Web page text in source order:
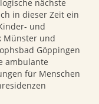
nächste
in dieser Zeit ein
und
Münster und
Göppingen
ambulante
für Menschen